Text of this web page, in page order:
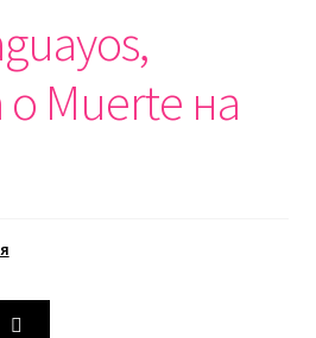
Muerte на